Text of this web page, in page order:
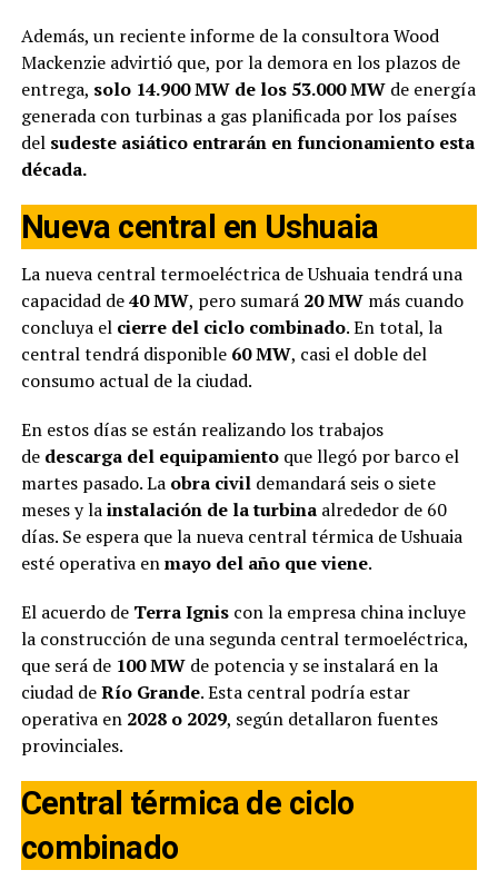
Además, un reciente informe de la consultora Wood
Mackenzie advirtió que, por la demora en los plazos de
entrega, solo 14.900 MW de los 53.000 MWde energía
generada con turbinas a gas planificada por los países
del sudeste asiático entrarán en funcionamiento esta
década.
Nueva central en Ushuaia
La nueva central termoeléctrica de Ushuaia tendrá una
capacidad de40 MW, pero sumará 20 MWmás cuando
concluya el cierre del ciclo combinado. En total, la
central tendrá disponible 60 MW, casi el doble del
consumo actual de la ciudad.
En estos días se están realizando los trabajos
de descarga del equipamientoque llegó por barco el
martes pasado. La obra civildemandará seis o siete
meses y lainstalación de la turbinaalrededor de 60
días. Se espera que la nueva central térmica de Ushuaia
esté operativa enmayo del año que viene.
El acuerdo de Terra Igniscon la empresa china incluye
la construcción de una segunda central termoeléctrica,
que será de 100 MWde potencia y se instalará en la
ciudad deRío Grande. Esta central podría estar
operativa en 2028 o 2029, según detallaron fuentes
provinciales.
Central térmica de ciclo
combinado